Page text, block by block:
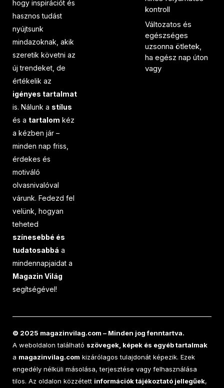
hogy inspirációt és
hasznos tudást
nyújtsunk
mindazoknak, akik
szeretik követni az
új trendeket, de
értékelik az
igényes tartalmat
is. Nálunk a stílus
és a tartalom kéz
a kézben jár –
minden nap friss,
érdekes és
motiváló
olvasnivalóval
várunk. Fedezd fel
velünk, hogyan
teheted
színesebbé és
tudatosabbá a
mindennapjaidat a
Magazin Világ
segítségével!
kontroll
Változatos és
egészséges
uzsonna ötletek,
ha egész nap úton
vagy
© 2025 magazinvilag.com – Minden jog fenntartva.
A weboldalon található szövegek, képek és egyéb tartalmak
a magazinvilag.com kizárólagos tulajdonát képezik. Ezek
engedély nélküli másolása, terjesztése vagy felhasználása
tilos. Az oldalon közzétett információk tájékoztató jellegűek,